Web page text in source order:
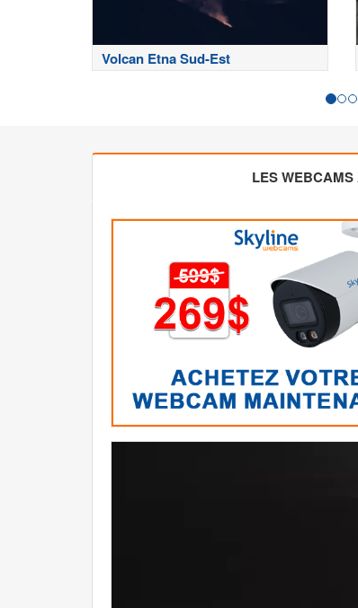
Volcan Etna Sud-Est
LES